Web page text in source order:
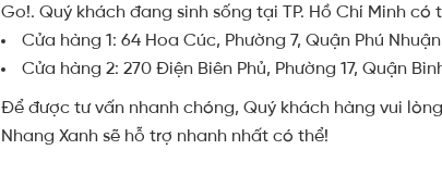
Go!. Quý khách đang sinh sống tại TP. Hồ Chí Minh
Cửa hàng 1: 64 Hoa Cúc, Phường 7, Quận Phú
Cửa hàng 2: 270 Điện Biên Phủ, Phường 17, Quận
Để được tư vấn nhanh chóng, Quý khách hàng vui
Nhang Xanh sẽ hỗ trợ nhanh nhất có thể!